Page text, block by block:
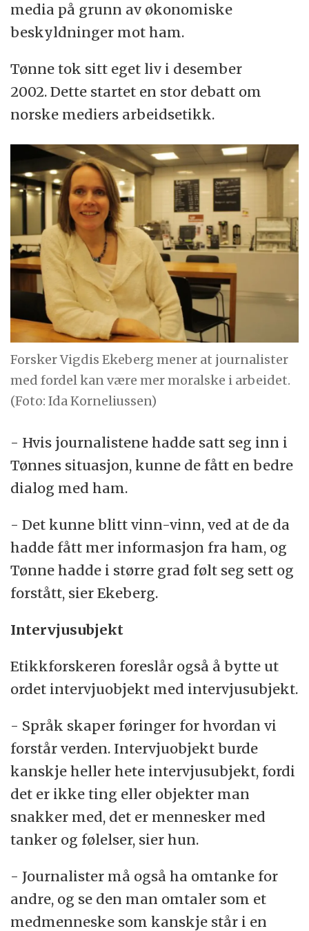
media på grunn av økonomiske
beskyldninger mot ham.
Tønne tok sitt eget liv i desember
2002. Dette startet en stor debatt om
norske mediers arbeidsetikk.
Forsker Vigdis Ekeberg mener at journalister
med fordel kan være mer moralske i arbeidet.
(Foto: Ida Korneliussen)
- Hvis journalistene hadde satt seg inn i
Tønnes situasjon, kunne de fått en bedre
dialog med ham.
- Det kunne blitt vinn-vinn, ved at de da
hadde fått mer informasjon fra ham, og
Tønne hadde i større grad følt seg sett og
forstått, sier Ekeberg.
Intervjusubjekt
Etikkforskeren foreslår også å bytte ut
ordet intervjuobjekt med intervjusubjekt.
- Språk skaper føringer for hvordan vi
forstår verden. Intervjuobjekt burde
kanskje heller hete intervjusubjekt, fordi
det er ikke ting eller objekter man
snakker med, det er mennesker med
tanker og følelser, sier hun.
- Journalister må også ha omtanke for
andre, og se den man omtaler som et
medmenneske som kanskje står i en